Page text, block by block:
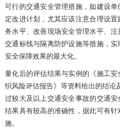
可行的交通安全管理措施，如建设
定改进计划，尤其应该注意合理设
务水平、改善现场安全管理水平、
交通标线与隔离防护设施等措施，
安全保障效果的最大化。
量化后的评估结果与实例的《施工
织风险评估报告》等资料给出的结论
过较大及以上交通安全事故的交通
结果具有较高的准确性，据此可有
施。